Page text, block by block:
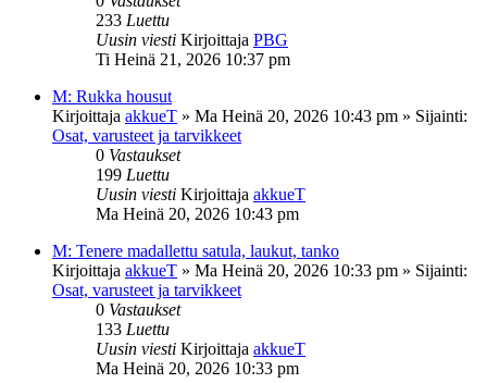
233 Luettu
Uusin viesti Kirjoittaja PBG
Ti Heinä 21, 2026 10:37 pm
M: Rukka housut
Kirjoittaja akkueT » Ma Heinä 20, 2026 10:43 pm » Sijainti:
Osat, varusteet ja tarvikkeet
0 Vastaukset
199 Luettu
Uusin viesti Kirjoittaja akkueT
Ma Heinä 20, 2026 10:43 pm
M: Tenere madallettu satula, laukut, tanko
Kirjoittaja akkueT » Ma Heinä 20, 2026 10:33 pm » Sijainti:
Osat, varusteet ja tarvikkeet
0 Vastaukset
133 Luettu
Uusin viesti Kirjoittaja akkueT
Ma Heinä 20, 2026 10:33 pm